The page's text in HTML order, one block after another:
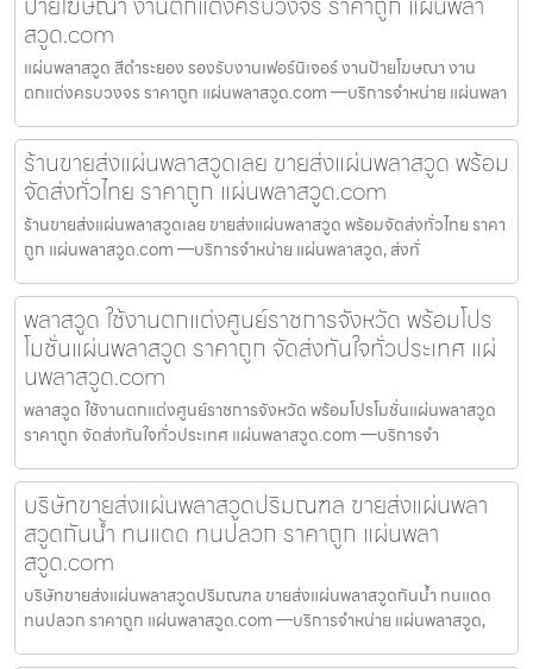
สวูด.com
แผ่นพลาสวูด สีดำระยอง รองรับงานเฟอร์นิเจอร์ งานป้ายโฆษณา งาน
ตกแต่งครบวงจร ราคาถูก แผ่นพลาสวูด.com —บริการจำหน่าย แผ่นพลา
ร้านขายส่งแผ่นพลาสวูดเลย ขายส่งแผ่นพลาสวูด พร้อม
จัดส่งทั่วไทย ราคาถูก แผ่นพลาสวูด.com
ร้านขายส่งแผ่นพลาสวูดเลย ขายส่งแผ่นพลาสวูด พร้อมจัดส่งทั่วไทย ราคา
ถูก แผ่นพลาสวูด.com —บริการจำหน่าย แผ่นพลาสวูด, ส่งทั่
พลาสวูด ใช้งานตกแต่งศูนย์ราชการจังหวัด พร้อมโปร
โมชั่นแผ่นพลาสวูด ราคาถูก จัดส่งทันใจทั่วประเทศ แผ่
นพลาสวูด.com
พลาสวูด ใช้งานตกแต่งศูนย์ราชการจังหวัด พร้อมโปรโมชั่นแผ่นพลาสวูด
ราคาถูก จัดส่งทันใจทั่วประเทศ แผ่นพลาสวูด.com —บริการจำ
บริษัทขายส่งแผ่นพลาสวูดปริมณฑล ขายส่งแผ่นพลา
สวูดกันน้ำ ทนแดด ทนปลวก ราคาถูก แผ่นพลา
สวูด.com
บริษัทขายส่งแผ่นพลาสวูดปริมณฑล ขายส่งแผ่นพลาสวูดกันน้ำ ทนแดด
ทนปลวก ราคาถูก แผ่นพลาสวูด.com —บริการจำหน่าย แผ่นพลาสวูด,